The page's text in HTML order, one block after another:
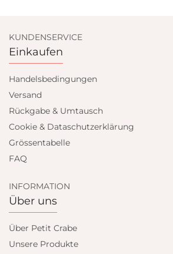
KUNDENSERVICE
Einkaufen
Handelsbedingungen
Versand
Rückgabe & Umtausch
Cookie & Dataschutzerklärung
Grössentabelle
FAQ
INFORMATION
Über uns
Über Petit Crabe
Unsere Produkte